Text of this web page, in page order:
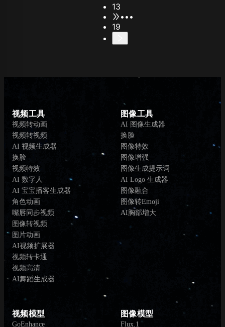
13
•••
19
视频工具
视频转动画
视频转视频
AI 视频生成器
换脸
视频特效
AI 数字人
AI 宝宝播客生成器
角色动画
嘴唇同步视频
图像转视频
图片动画
AI视频扩展器
视频转卡通
视频高清
AI舞蹈生成器
图像工具
AI 图像生成器
换脸
图像特效
图像增强
图像生成提示词
AI Logo 生成器
图像融合
图像转Emoji
AI胸部增大
视频模型
GoEnhance
图像模型
Flux.1